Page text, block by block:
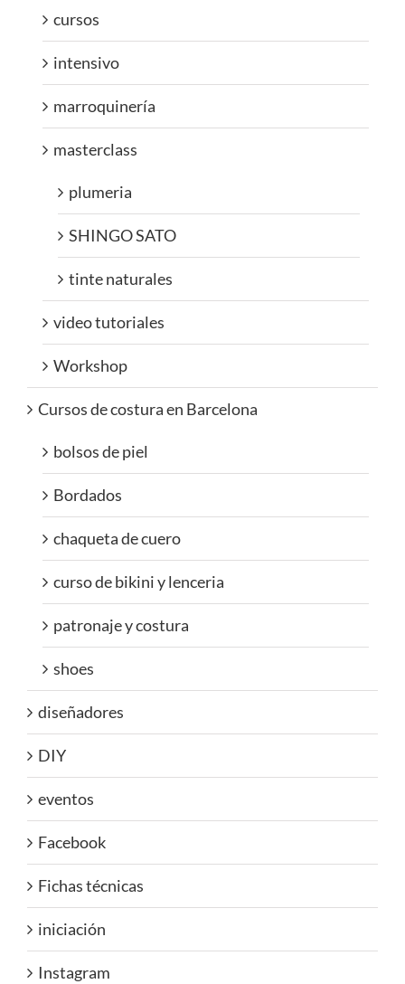
cursos
intensivo
marroquinería
masterclass
plumeria
SHINGO SATO
tinte naturales
video tutoriales
Workshop
Cursos de costura en Barcelona
bolsos de piel
Bordados
chaqueta de cuero
curso de bikini y lenceria
patronaje y costura
shoes
diseñadores
DIY
eventos
Facebook
Fichas técnicas
iniciación
Instagram